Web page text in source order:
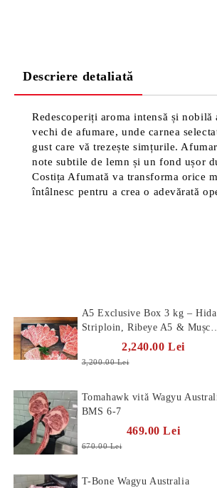
Descriere detaliată
Redescoperiți aroma intensă și
vechi de afumare, unde carnea
gust care vă trezește simțurile.
note subtile de lemn și un fond ușor
Costița Afumată va transforma orice
întâlnesc pentru a crea o adevărată
A5 Exclusive Box 3 kg – Hida
Striploin, Ribeye A5 &
2,240.00 Lei
3,200.00 Lei
Tomahawk vită Wagyu
BMS 6-7
469.00 Lei
670.00 Lei
T-Bone Wagyu Australia